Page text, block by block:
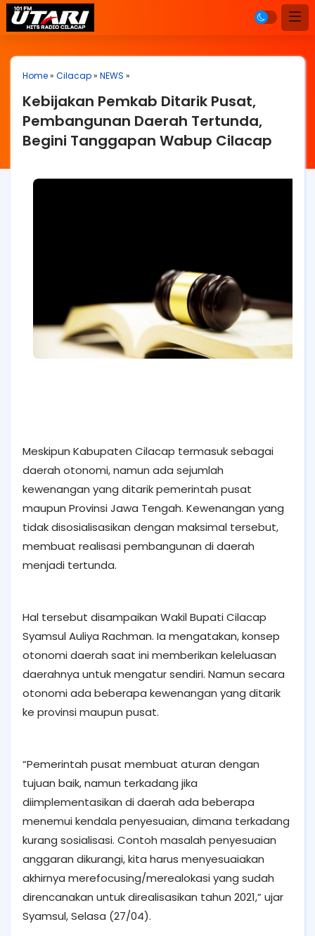
Home» Cilacap» NEWS »
Kebijakan Pemkab Ditarik Pusat,
Pembangunan Daerah Tertunda,
Begini Tanggapan Wabup Cilacap
Meskipun Kabupaten Cilacap termasuk sebagai
daerah otonomi, namun ada sejumlah
kewenangan yang ditarik pemerintah pusat
maupun Provinsi Jawa Tengah. Kewenangan yang
tidak disosialisasikan dengan maksimal tersebut,
membuat realisasi pembangunan di daerah
menjadi tertunda.
Hal tersebut disampaikan Wakil Bupati Cilacap
Syamsul Auliya Rachman. Ia mengatakan, konsep
otonomi daerah saat ini memberikan keleluasan
daerahnya untuk mengatur sendiri. Namun secara
otonomi ada beberapa kewenangan yang ditarik
ke provinsi maupun pusat.
“Pemerintah pusat membuat aturan dengan
tujuan baik, namun terkadang jika
diimplementasikan di daerah ada beberapa
menemui kendala penyesuaian, dimana terkadang
kurang sosialisasi. Contoh masalah penyesuaian
anggaran dikurangi, kita harus menyesuaiakan
akhirnya merefocusing/merealokasi yang sudah
direncanakan untuk direalisasikan tahun 2021,” ujar
Syamsul, Selasa (27/04).